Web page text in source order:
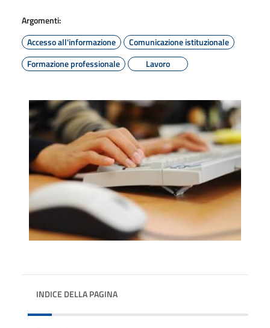
Argomenti:
Accesso all'informazione
Comunicazione istituzionale
Formazione professionale
Lavoro
INDICE DELLA PAGINA